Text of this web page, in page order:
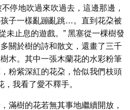
停地吹過來吹過去，這邊那邊，
孩子一樣亂蹦亂跳…。直到花朶被
未止息的遊戲。” 黑塞從一棵樹發
關於樹的詩和散文，還畫了三千
木。其中一張木蘭花的水彩粉筆
粉紫深紅的花朶，恰似我們枝頭
，我看了愛不釋手。
滿樹的花若無其事地繼續開放，